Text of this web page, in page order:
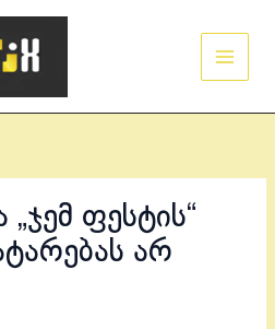
ფესტის“
არ